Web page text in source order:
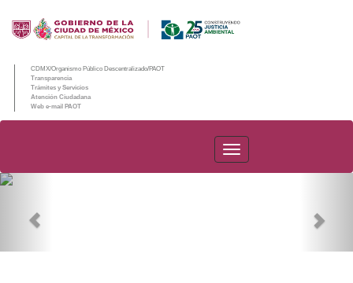
CDMX/Organismo Público Descentralizado/PAOT
Transparencia
Trámites y Servicios
Atención Ciudadana
Web e-mail PAOT
PAOT